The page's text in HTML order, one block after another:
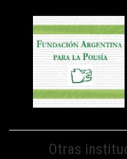
Otras